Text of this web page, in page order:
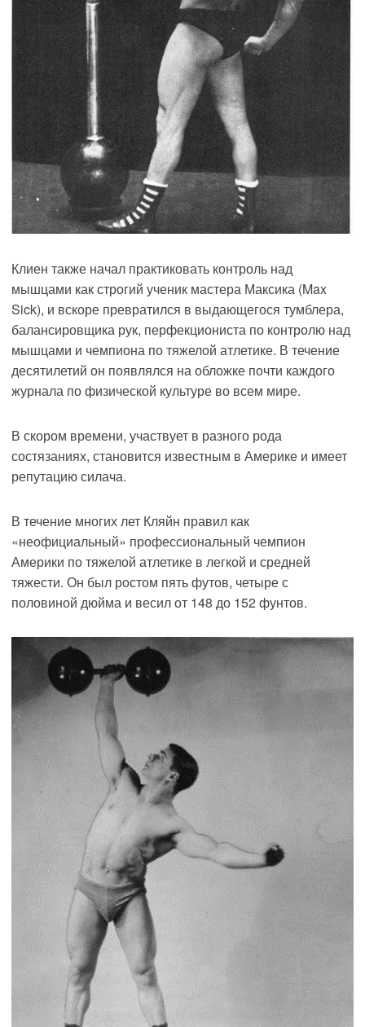
Клиен также начал практиковать контроль над
мышцами как строгий ученик мастера Максика (Max
Sick), и вскоре превратился в выдающегося тумблера,
балансировщика рук, перфекциониста по контролю над
мышцами и чемпиона по тяжелой атлетике. В течение
десятилетий он появлялся на обложке почти каждого
журнала по физической культуре во всем мире.
В скором времени, участвует в разного рода
состязаниях, становится известным в Америке и имеет
репутацию силача.
В течение многих лет Кляйн правил как
«неофициальный» профессиональный чемпион
Америки по тяжелой атлетике в легкой и средней
тяжести. Он был ростом пять футов, четыре с
половиной дюйма и весил от 148 до 152 фунтов.